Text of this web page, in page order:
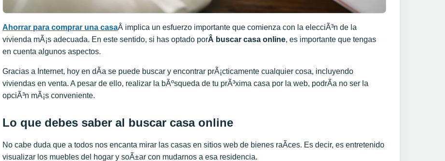
Ahorrar para comprar una casaÂ implica un esfuerzo importante que comienza con la elecciÃ³n de la
vivienda mÃ¡s adecuada. En este sentido, si has optado porÂ buscar casa online, es importante que tengas
en cuenta algunos aspectos.
Gracias a Internet, hoy en dÃ­a se puede buscar y encontrar prÃ¡cticamente cualquier cosa, incluyendo
viviendas en venta. A pesar de ello, realizar la bÃºsqueda de tu prÃ³xima casa por la web, podrÃ­a no ser la
opciÃ³n mÃ¡s conveniente.
Lo que debes saber al buscar casa online
No cabe duda que a todos nos encanta mirar las casas en sitios web de bienes raÃ­ces. Es decir, es entretenido
visualizar los muebles del hogar y soÃ±ar con mudarnos a esa residencia.